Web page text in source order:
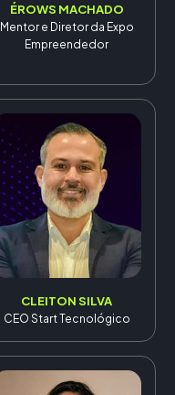
ÉROWS MACHADO
Mentor e Diretor da Expo
Empreendedor
CLEITON SILVA
CEO Start Tecnológico